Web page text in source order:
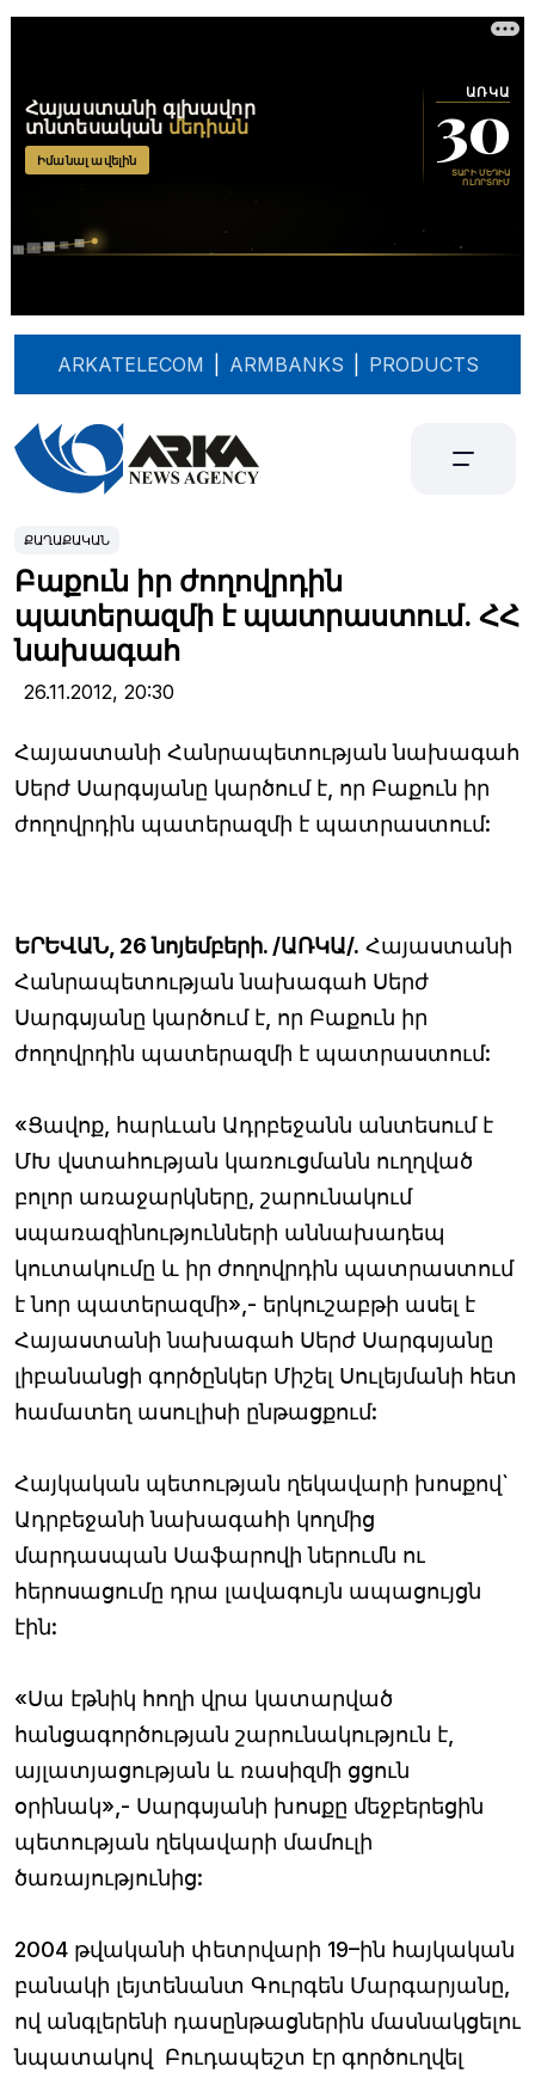
ARKATELECOM ARMBANKS PRODUCTS
ՔԱՂԱՔԱԿԱՆ
Բաքուն իր ժողովրդին
պատերազմի է պատրաստում. ՀՀ
նախագահ
26.11.2012, 20:30
Հայաստանի Հանրապետության նախագահ
Սերժ Սարգսյանը կարծում է, որ Բաքուն իր
ժողովրդին պատերազմի է պատրաստում:
ԵՐԵՎԱՆ, 26 նոյեմբերի. /ԱՌԿԱ/. Հայաստանի
Հանրապետության նախագահ Սերժ
Սարգսյանը կարծում է, որ Բաքուն իր
ժողովրդին պատերազմի է պատրաստում:
«Ցավոք, հարևան Ադրբեջանն անտեսում է
ՄԽ վստահության կառուցմանն ուղղված
բոլոր առաջարկները, շարունակում
սպառազինությունների աննախադեպ
կուտակումը և իր ժողովրդին պատրաստում
է նոր պատերազմի»,- երկուշաբթի ասել է
Հայաստանի նախագահ Սերժ Սարգսյանը
լիբանանցի գործընկեր Միշել Սուլեյմանի հետ
համատեղ ասուլիսի ընթացքում:
Հայկական պետության ղեկավարի խոսքով`
Ադրբեջանի նախագահի կողմից
մարդասպան Սաֆարովի ներումն ու
հերոսացումը դրա լավագույն ապացույցն
էին:
«Սա էթնիկ հողի վրա կատարված
հանցագործության շարունակություն է,
այլատյացության և ռասիզմի ցցուն
օրինակ»,- Սարգսյանի խոսքը մեջբերեցին
պետության ղեկավարի մամուլի
ծառայությունից:
2004 թվականի փետրվարի 19–ին հայկական
բանակի լեյտենանտ Գուրգեն Մարգարյանը,
ով անգլերենի դասընթացներին մասնակցելու
նպատակով Բուդապեշտ էր գործուղվել